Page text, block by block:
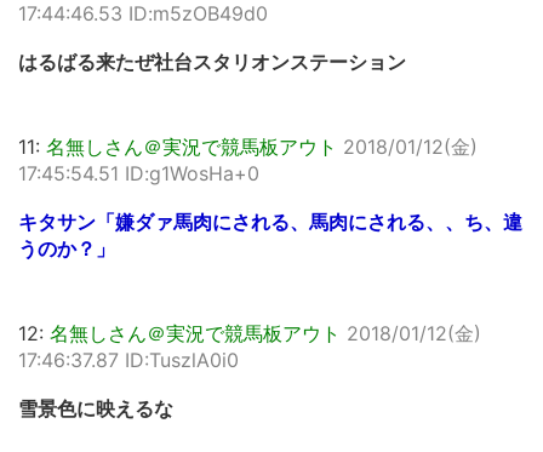
17:44:46.53 ID:m5zOB49d0
はるばる来たぜ社台スタリオンステーション
11: 名無しさん＠実況で競馬板アウト 2018/01/12(金)
17:45:54.51 ID:g1WosHa+0
キタサン「嫌ダァ馬肉にされる、馬肉にされる、、ち、違
うのか？」
12: 名無しさん＠実況で競馬板アウト 2018/01/12(金)
17:46:37.87 ID:TuszlA0i0
雪景色に映えるな